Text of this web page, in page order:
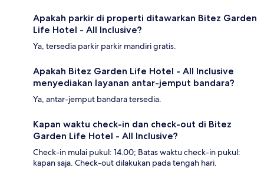
Apakah parkir di properti ditawarkan Bitez Garden
Life Hotel - All Inclusive?
Ya, tersedia parkir parkir mandiri gratis.
Apakah Bitez Garden Life Hotel - All Inclusive
menyediakan layanan antar-jemput bandara?
Ya, antar-jemput bandara tersedia.
Kapan waktu check-in dan check-out di Bitez
Garden Life Hotel - All Inclusive?
Check-in mulai pukul: 14.00; Batas waktu check-in pukul:
kapan saja. Check-out dilakukan pada tengah hari.